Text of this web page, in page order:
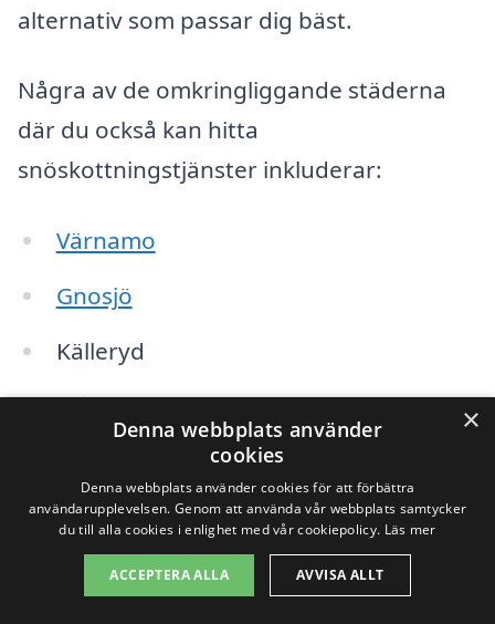
alternativ som passar dig bäst.
Några av de omkringliggande städerna
där du också kan hitta
snöskottningstjänster inkluderar:
Värnamo
Gnosjö
Källeryd
Målilla
Bredaryd
Belinda
×
Denna webbplats använder
cookies
Denna webbplats använder cookies för att förbättra
användarupplevelsen. Genom att använda vår webbplats samtycker
du till alla cookies i enlighet med vår cookiepolicy. Läs mer
ACCEPTERA ALLA AVVISA ALLT